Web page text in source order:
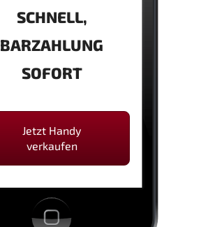
SCHNELL,
BARZAHLUNG
SOFORT
Jetzt Handy
verkaufen